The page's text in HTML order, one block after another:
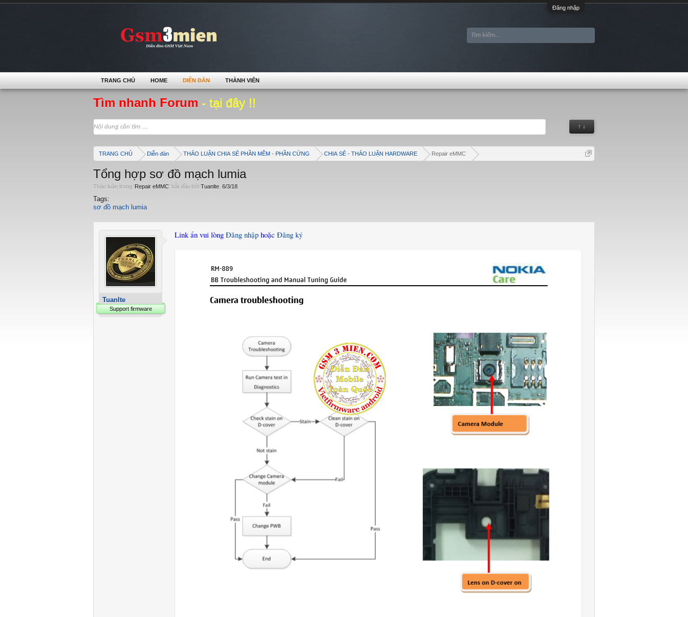
Đăng nhập
Tìm nhanh Forum - tại đây !!
↑ ↓
TRANG CHỦ Diễn đàn THẢO LUẬN CHIA SẺ PHẦN MỀM - PHẦN CỨNG CHIA SẺ - THẢO LUẬN HARDWARE Repair eMMC
Tổng hợp sơ đồ mạch lumia
Thảo luận trong 'Repair eMMC' bắt đầu bởi Tuanlte 6/3/18
Tags:
sơ đồ mạch lumia
Tuanlte
Support firmware
Link ẩn vui lòng Đăng nhập hoặc Đăng ký
TRANG CHỦ HOME DIỄN ĐÀN THÀNH VIÊN